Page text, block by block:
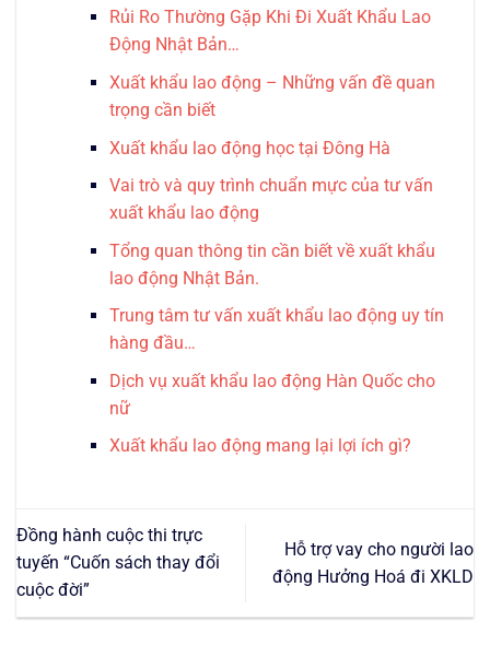
Rủi Ro Thường Gặp Khi Đi Xuất Khẩu Lao
Động Nhật Bản…
Xuất khẩu lao động – Những vấn đề quan
trọng cần biết
Xuất khẩu lao động học tại Đông Hà
Vai trò và quy trình chuẩn mực của tư vấn
xuất khẩu lao động
Tổng quan thông tin cần biết về xuất khẩu
lao động Nhật Bản.
Trung tâm tư vấn xuất khẩu lao động uy tín
hàng đầu…
Dịch vụ xuất khẩu lao động Hàn Quốc cho
nữ
Xuất khẩu lao động mang lại lợi ích gì?
Đồng hành cuộc thi trực
tuyến “Cuốn sách thay đổi
cuộc đời”
Hỗ trợ vay cho người lao
động Hưởng Hoá đi XKLD